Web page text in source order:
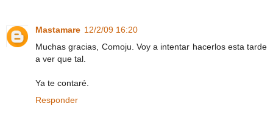
Mastamare 12/2/09 16:20
Muchas gracias, Comoju. Voy a intentar hacerlos esta tarde
a ver que tal.
Ya te contaré.
Responder